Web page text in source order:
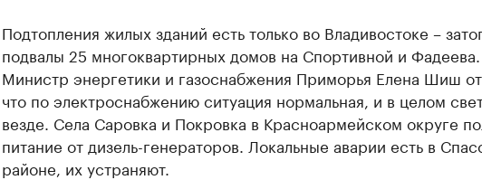
Подтопления жилых зданий есть только во Владивостоке –
подвалы 25 многоквартирных домов на Спортивной и Фадеева.
Министр энергетики и газоснабжения Приморья Елена Шиш
что по электроснабжению ситуация нормальная, и в целом
везде. Села Саровка и Покровка в Красноармейском округе
питание от дизель-генераторов. Локальные аварии есть в
районе, их устраняют.